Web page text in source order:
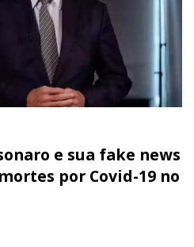
e sua fake news
por Covid-19 no